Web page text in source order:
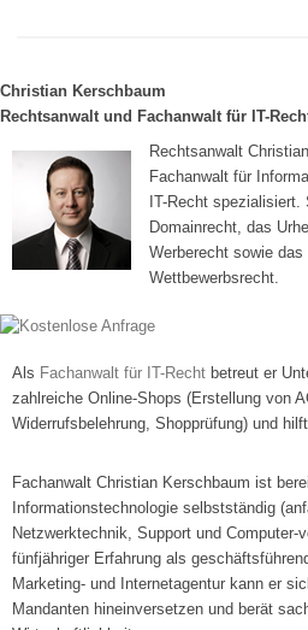
Christian Kerschbaum
Rechtsanwalt und Fachanwalt für IT-
Rechtsanwalt
Fachanwalt für
IT-Recht
Domainrecht, das
Werberecht sowie
Wettbewerbsrecht.
Als Fachanwalt für IT-Recht betreut er
zahlreiche Online-Shops (Erstellung von
Widerrufsbelehrung, Shopprüfung) und
Fachanwalt Christian Kerschbaum ist
Informationstechnologie selbstständig
Netzwerktechnik, Support und Computer-
fünfjähriger Erfahrung als
Marketing- und Internetagentur kann er
Mandanten hineinversetzen und berät